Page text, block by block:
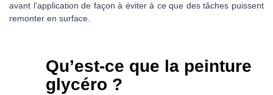
avant l’application de façon à éviter à ce que des tâches puissent
remonter en surface.
Qu’est-ce que la peinture
glycéro ?